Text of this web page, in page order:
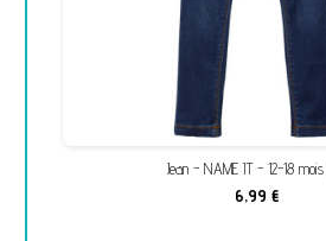
Jean - NAME IT - 12-18 mois
6,99 €